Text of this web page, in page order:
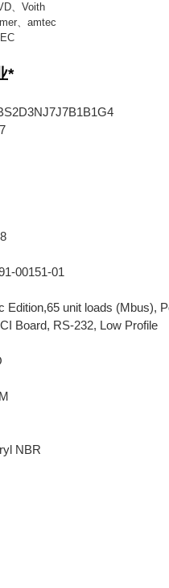
、Voith
、amtec
*
00151-01
unit loads (Mbus),
Board, RS-232, Low Profile
NBR